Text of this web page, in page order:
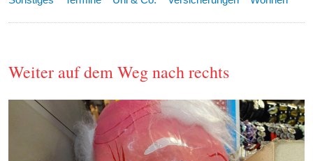
Weiter auf dem Weg nach rechts